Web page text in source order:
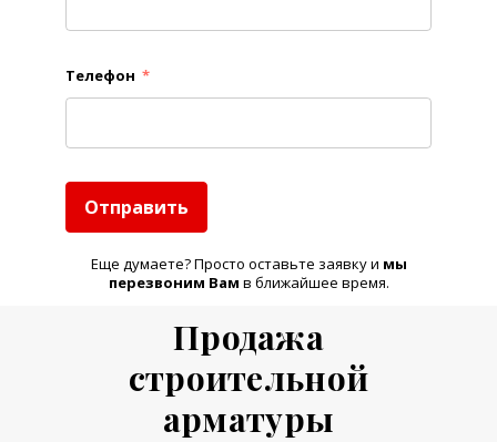
Телефон *
Отправить
Еще думаете? Просто оставьте заявку и мы
перезвоним Вам в ближайшее время.
Продажа
строительной
арматуры